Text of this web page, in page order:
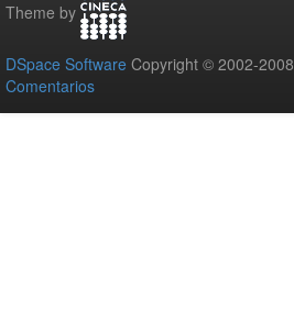
Theme by
DSpace Software Copyright © 2002-2008
Comentarios